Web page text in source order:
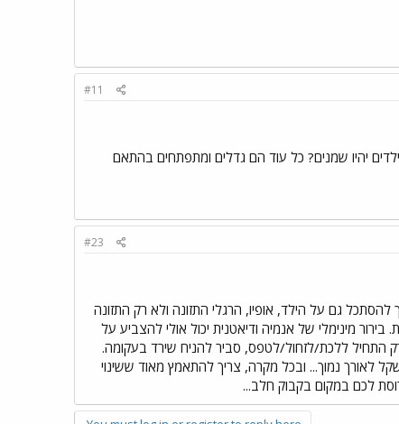
#11
יהיו שמנים? כל עוד הם גדלים ומתפתחים בהתאם
#23
גם על הילד, אופיו, הרגלי התזונה ולא רק התזונה
מינימלי של אנמיה ודיאטנית יכול אולי להצביע על
התחיל ללכת/לזחול/לטפס, סביר להניח שירד בעקומה.
לאורך נמוך... ובכל מקרה, צריך להתאמץ מאוד ששינוי
לכם במקום בקבוק חלב...